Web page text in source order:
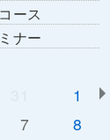
ース
ナー
1
7
8